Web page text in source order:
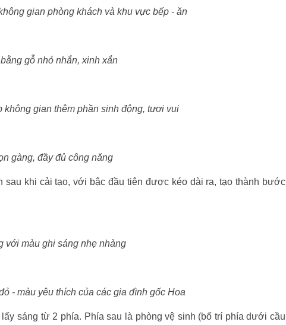
gian phòng khách và khu vực bếp - ăn
gỗ nhỏ nhắn, xinh xắn
không gian thêm phần sinh động, tươi vui
gàng, đầy đủ công năng
sau khi cải tạo, với bậc đầu tiên được kéo dài ra, tạo thành bước
với màu ghi sáng nhẹ nhàng
- màu yêu thích của các gia đình gốc Hoa
sáng từ 2 phía. Phía sau là phòng vệ sinh (bố trí phía dưới cầu